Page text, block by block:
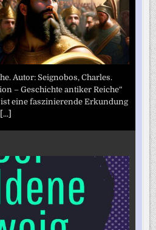
Autor: Seignobos, Charles.
– Geschichte antiker Reiche“
eine faszinierende Erkundung
[...]